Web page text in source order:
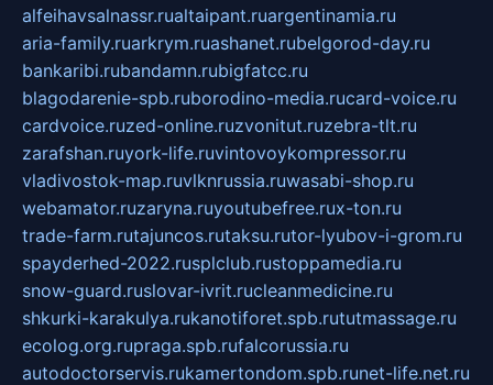
alfeihavsalnassr.rualtaipant.ruargentinamia.ru
aria-family.ruarkrym.ruashanet.rubelgorod-day.ru
bankaribi.rubandamn.rubigfatcc.ru
blagodarenie-spb.ruborodino-media.rucard-voice.ru
cardvoice.ruzed-online.ruzvonitut.ruzebra-tlt.ru
zarafshan.ruyork-life.ruvintovoykompressor.ru
vladivostok-map.ruvlknrussia.ruwasabi-shop.ru
webamator.ruzaryna.ruyoutubefree.rux-ton.ru
trade-farm.rutajuncos.rutaksu.rutor-lyubov-i-grom.ru
spayderhed-2022.rusplclub.rustoppamedia.ru
snow-guard.ruslovar-ivrit.rucleanmedicine.ru
shkurki-karakulya.rukanotiforet.spb.rututmassage.ru
ecolog.org.rupraga.spb.rufalcorussia.ru
autodoctorservis.rukamertondom.spb.runet-life.net.ru